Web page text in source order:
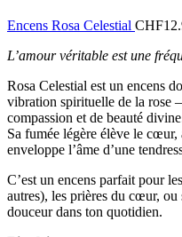
Encens Rosa Celestial CHF
L’amour véritable est une
Rosa Celestial est un encens
vibration spirituelle de la rose
compassion et de beauté
Sa fumée légère élève le cœur,
enveloppe l’âme d’une
C’est un encens parfait pour
autres), les prières du cœur,
douceur dans ton quotidien.